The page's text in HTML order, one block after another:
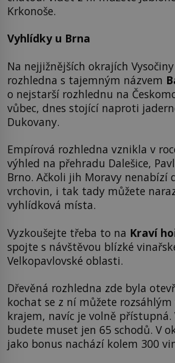
Krkonoše.
Vyhlídky u Brna
Na nejjižnějších okrajích
rozhledna s tajemným názvem
o nejstarší rozhlednu na
vůbec, dnes stojící naproti
Dukovany.
Empírová rozhledna vznikla v
výhled na přehradu Dalešice,
Brno. Ačkoli jih Moravy nenabízí
vrchovin, i tak tady můžete
vyhlídková místa.
Vyzkoušejte třeba to na Kraví
spojte s návštěvou blízké
Velkopavlovské oblasti.
Dřevěná rozhledna zde byla
kochat se z ní můžete
krajem, navíc je volně přístupná.
budete muset jen 65 schodů. V
jako bonus nachází kolem 300